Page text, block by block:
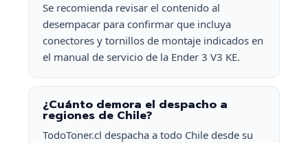
Se recomienda revisar el contenido al
desempacar para confirmar que incluya
conectores y tornillos de montaje indicados en
el manual de servicio de la Ender 3 V3 KE.
¿Cuánto demora el despacho a
regiones de Chile?
TodoToner.cl despacha a todo Chile desde su